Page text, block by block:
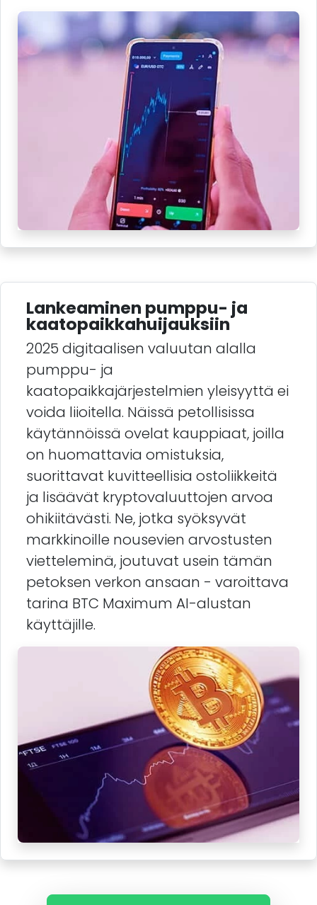
Lankeaminen pumppu- ja
kaatopaikkahuijauksiin
2025 digitaalisen valuutan alalla
pumppu- ja
kaatopaikkajärjestelmien yleisyyttä ei
voida liioitella. Näissä petollisissa
käytännöissä ovelat kauppiaat, joilla
on huomattavia omistuksia,
suorittavat kuvitteellisia ostoliikkeitä
ja lisäävät kryptovaluuttojen arvoa
ohikiitävästi. Ne, jotka syöksyvät
markkinoille nousevien arvostusten
vietteleminä, joutuvat usein tämän
petoksen verkon ansaan - varoittava
tarina BTC Maximum AI-alustan
käyttäjille.